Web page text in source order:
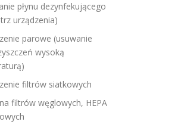
płynu dezynfekującego
urządzenia)
parowe (usuwanie
wysoką
filtrów siatkowych
filtrów węglowych, HEPA